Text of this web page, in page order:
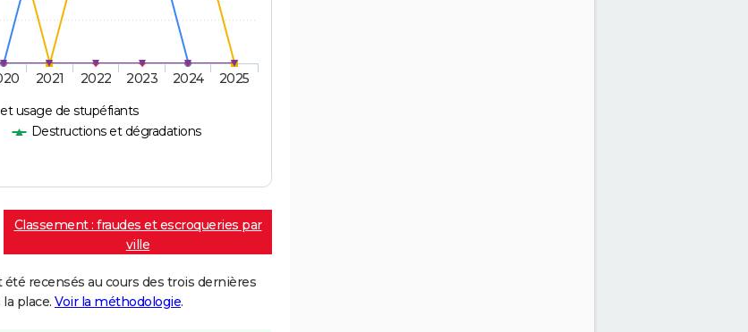
et usage de stupéfiants
Destructions et dégradations
2021 2022 2023 2024 2025
Classement : fraudes et escroqueries par
ville
recensés au cours des trois dernières
place. Voir la méthodologie.